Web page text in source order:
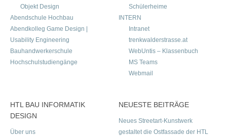
Objekt Design
Abendschule Hochbau
Abendkolleg Game Design |
Usability Engineering
Bauhandwerkerschule
Hochschulstudiengänge
Schülerheime
INTERN
Intranet
trenkwalderstrasse.at
WebUntis – Klassenbuch
MS Teams
Webmail
HTL BAU INFORMATIK
DESIGN
Über uns
NEUESTE BEITRÄGE
Neues Streetart-Kunstwerk
gestaltet die Ostfassade der HTL